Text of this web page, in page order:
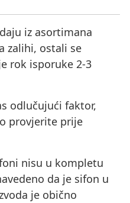
iz asortimana
zalihi, ostali se
rok isporuke 2-3
odlučujući faktor,
provjerite prije
nisu u kompletu
da je sifon u
je obično